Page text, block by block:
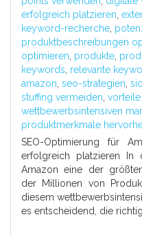
erfolgreich platzieren
keyword-recherche
produktbeschreibungen
optimieren produkte
keywords relevante
amazon seo-strategien
stuffing vermeiden
wettbewerbsintensiven
produktmerkmale
SEO-Optimierung für
erfolgreich platzieren In
Amazon eine der
der Millionen von
diesem
es entscheidend, die